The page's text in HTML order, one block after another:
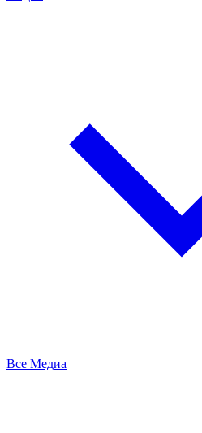
Все Медиа